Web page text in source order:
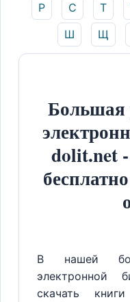
Р
С Т
Ш
Щ
Большая
dolit.net
В нашей
электронной
скачать